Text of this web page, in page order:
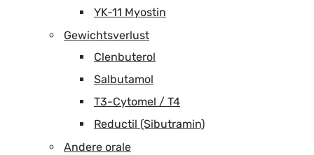
YK-11 Myostin
Gewichtsverlust
Clenbuterol
Salbutamol
T3-Cytomel / T4
Reductil (Sibutramin)
Andere orale